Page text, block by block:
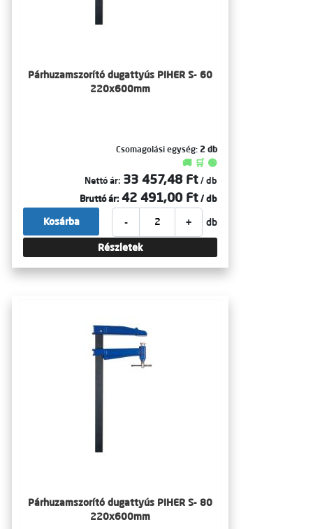
Párhuzamszorító dugattyús PIHER S- 60
220x600mm
Csomagolási egység: 2 db
🚚 🛒 🟢
Nettó ár: 33 457,48 Ft / db
Bruttó ár: 42 491,00 Ft / db
- + db
Kosárba
Részletek
Párhuzamszorító dugattyús PIHER S- 80
220x600mm